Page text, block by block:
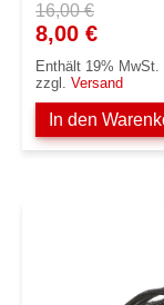
16,00€
Preis
war:
16,00 €
8,00 €
Preis
ist:
8,00 €.
Enthält 19% MwSt.
zzgl. Versand
In den